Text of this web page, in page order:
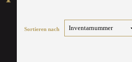
Sortieren nach